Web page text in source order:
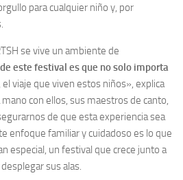
para cualquier niño y, por
se vive un ambiente de
este festival es que no solo importa
el viaje que viven estos niños», explica
con ellos, sus maestros de canto,
de que esta experiencia sea
enfoque familiar y cuidadoso es lo que
especial, un festival que crece junto a
sus alas.